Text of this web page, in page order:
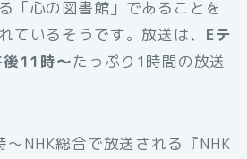
「心の図書館」であることを
ているそうです。放送は、 Eテ
後11時～たっぷり1時間の放送
～NHK総合で放送される『NHK